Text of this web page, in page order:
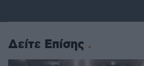
Δείτε Επίσης